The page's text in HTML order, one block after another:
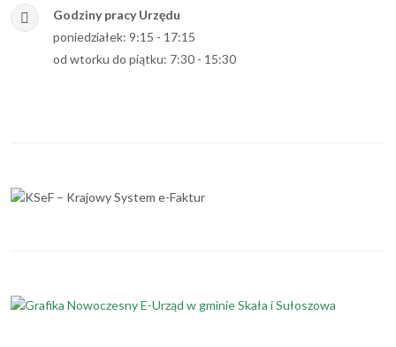
Godziny pracy Urzędu
poniedziałek: 9:15 - 17:15
od wtorku do piątku: 7:30 - 15:30